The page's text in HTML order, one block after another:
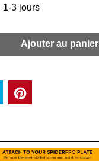
1-3 jours
Ajouter au panier